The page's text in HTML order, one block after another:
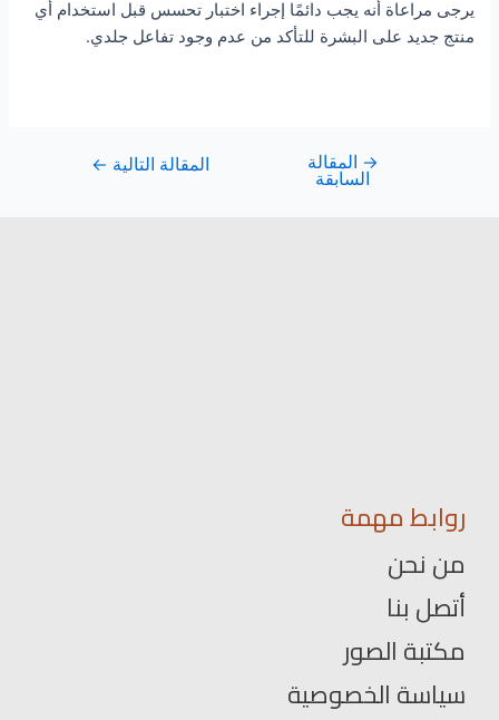
يرجى مراعاة أنه يجب دائمًا إجراء اختبار تحسس قبل استخدام أي
منتج جديد على البشرة للتأكد من عدم وجود تفاعل جلدي.
→ المقالة
السابقة
المقالة التالية ←
روابط مهمة
من نحن
أتصل بنا
مكتبة الصور
سياسة الخصوصية